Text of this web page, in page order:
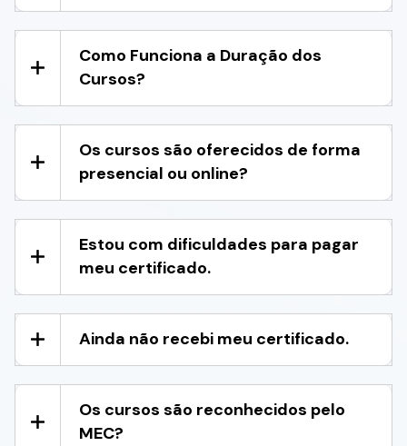
Como Funciona a Duração dos
Cursos?
Os cursos são oferecidos de forma
presencial ou online?
Estou com dificuldades para pagar
meu certificado.
Ainda não recebi meu certificado.
Os cursos são reconhecidos pelo
MEC?